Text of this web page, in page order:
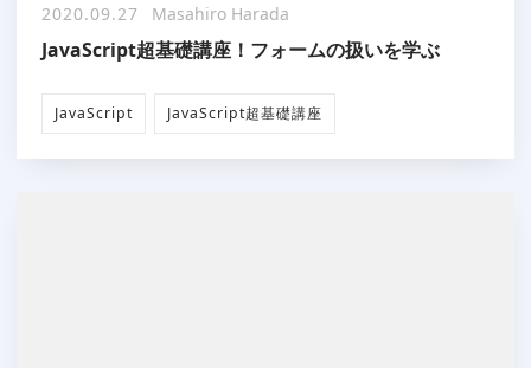
2020.09.27 Masahiro Harada
JavaScript超基礎講座！フォームの扱いを学ぶ
JavaScript JavaScript超基礎講座